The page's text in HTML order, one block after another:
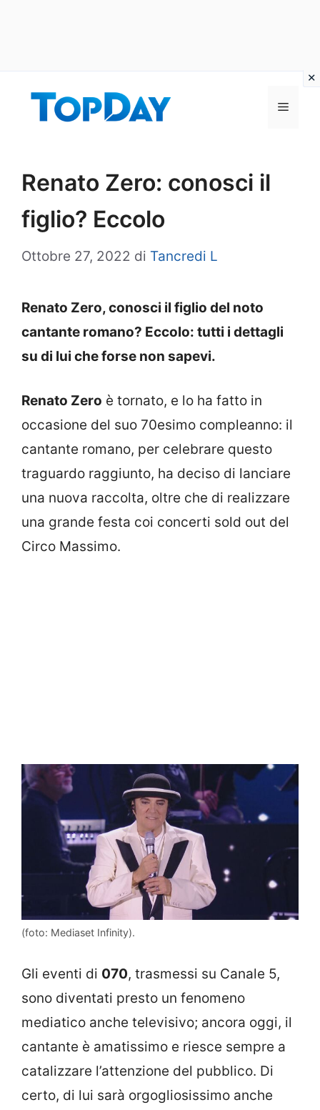
Menu
Renato Zero: conosci il
figlio? Eccolo
Ottobre 27, 2022 di Tancredi L
Renato Zero, conosci il figlio del noto
cantante romano? Eccolo: tutti i dettagli
su di lui che forse non sapevi.
Renato Zero è tornato, e lo ha fatto in
occasione del suo 70esimo compleanno: il
cantante romano, per celebrare questo
traguardo raggiunto, ha deciso di lanciare
una nuova raccolta, oltre che di realizzare
una grande festa coi concerti sold out del
Circo Massimo.
(foto: Mediaset Infinity).
Gli eventi di 070, trasmessi su Canale 5,
sono diventati presto un fenomeno
mediatico anche televisivo; ancora oggi, il
cantante è amatissimo e riesce sempre a
catalizzare l’attenzione del pubblico. Di
certo, di lui sarà orgogliosissimo anche